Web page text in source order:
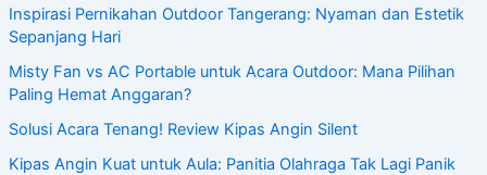
Inspirasi Pernikahan Outdoor Tangerang: Nyaman dan Estetik
Sepanjang Hari
Misty Fan vs AC Portable untuk Acara Outdoor: Mana Pilihan
Paling Hemat Anggaran?
Solusi Acara Tenang! Review Kipas Angin Silent
Kipas Angin Kuat untuk Aula: Panitia Olahraga Tak Lagi Panik